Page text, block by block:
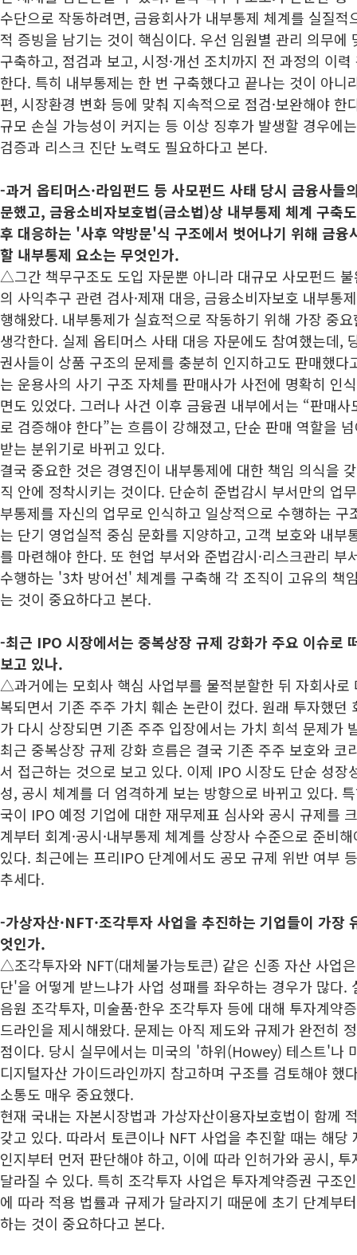
수단으로 작동하려면, 금융회사가 내부통제 체계를 실질적
적 증빙을 남기는 것이 핵심이다. 우선 임원별 관리 의무에
구축하고, 점검과 보고, 시정·개선 조치까지 전 과정의 이
한다. 특히 내부통제는 한 번 구축했다고 끝나는 것이 아니
편, 시장환경 변화 등에 맞춰 지속적으로 점검·보완해야 한
규모 손실 가능성이 커지는 등 이상 징후가 발생할 경우에
검증과 리스크 진단 노력도 필요하다고 본다.
-과거 옵티머스·라임펀드 등 사모펀드 사태 당시 금융사들
문했고, 금융소비자보호법(금소법)상 내부통제 체계 구축
후 대응하는 '사후 약방문'식 구조에서 벗어나기 위해 금융
할 내부통제 요소는 무엇인가.
△그간 책무구조도 도입 자문뿐 아니라 대규모 사모펀드
의 사익추구 관련 검사·제재 대응, 금융소비자보호 내부통
행해왔다. 내부통제가 실효적으로 작동하기 위해 가장 중
생각한다. 실제 옵티머스 사태 대응 자문에도 참여했는데,
권사들이 상품 구조의 문제를 충분히 인지하고도 판매했다
는 운용사의 사기 구조 자체를 판매사가 사전에 명확히 인
면도 있었다. 그러나 사건 이후 금융권 내부에서는 “판매
로 검증해야 한다”는 흐름이 강해졌고, 단순 판매 역할을
받는 분위기로 바뀌고 있다.
결국 중요한 것은 경영진이 내부통제에 대한 책임 의식을
직 안에 정착시키는 것이다. 단순히 준법감시 부서만의 업
부통제를 자신의 업무로 인식하고 일상적으로 수행하는 구
는 단기 영업실적 중심 문화를 지양하고, 고객 보호와 내부
를 마련해야 한다. 또 현업 부서와 준법감시·리스크관리 부
수행하는 '3차 방어선' 체계를 구축해 각 조직이 고유의 책
는 것이 중요하다고 본다.
-최근 IPO 시장에서는 중복상장 규제 강화가 주요 이슈로
보고 있나.
△과거에는 모회사 핵심 사업부를 물적분할한 뒤 자회사로
복되면서 기존 주주 가치 훼손 논란이 컸다. 원래 투자했던
가 다시 상장되면 기존 주주 입장에서는 가치 희석 문제가
최근 중복상장 규제 강화 흐름은 결국 기존 주주 보호와 코
서 접근하는 것으로 보고 있다. 이제 IPO 시장도 단순 성장
성, 공시 체계를 더 엄격하게 보는 방향으로 바뀌고 있다.
국이 IPO 예정 기업에 대한 재무제표 심사와 공시 규제를
계부터 회계·공시·내부통제 체계를 상장사 수준으로 준비
있다. 최근에는 프리IPO 단계에서도 공모 규제 위반 여부
추세다.
-가상자산·NFT·조각투자 사업을 추진하는 기업들이 가장
엇인가.
△조각투자와 NFT(대체불가능토큰) 같은 신종 자산 사업
단'을 어떻게 받느냐가 사업 성패를 좌우하는 경우가 많다.
음원 조각투자, 미술품·한우 조각투자 등에 대해 투자계약
드라인을 제시해왔다. 문제는 아직 제도와 규제가 완전히
점이다. 당시 실무에서는 미국의 '하위(Howey) 테스트'나
디지털자산 가이드라인까지 참고하며 구조를 검토해야 했
소통도 매우 중요했다.
현재 국내는 자본시장법과 가상자산이용자보호법이 함께
갖고 있다. 따라서 토큰이나 NFT 사업을 추진할 때는 해당
인지부터 먼저 판단해야 하고, 이에 따라 인허가와 공시,
달라질 수 있다. 특히 조각투자 사업은 투자계약증권 구조
에 따라 적용 법률과 규제가 달라지기 때문에 초기 단계부
하는 것이 중요하다고 본다.